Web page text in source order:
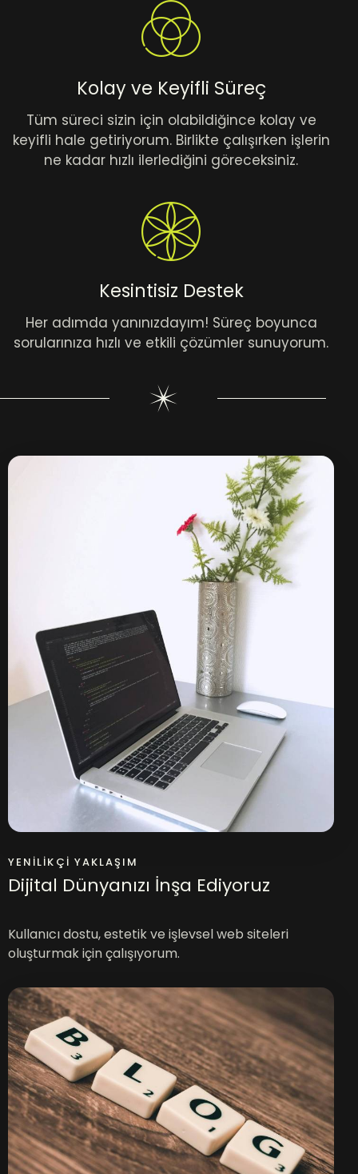
Kolay ve Keyifli Süreç
Tüm süreci sizin için olabildiğince kolay ve
keyifli hale getiriyorum. Birlikte çalışırken işlerin
ne kadar hızlı ilerlediğini göreceksiniz.
Kesintisiz Destek
Her adımda yanınızdayım! Süreç boyunca
sorularınıza hızlı ve etkili çözümler sunuyorum.
YENILIKÇI YAKLAŞIM
Dijital Dünyanızı İnşa Ediyoruz
Kullanıcı dostu, estetik ve işlevsel web siteleri
oluşturmak için çalışıyorum.